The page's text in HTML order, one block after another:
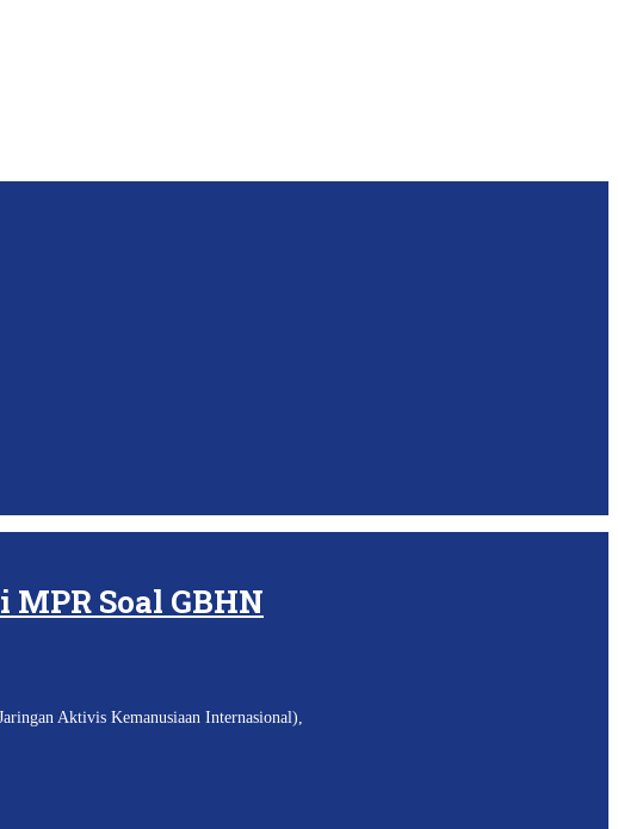
Soal GBHN
Aktivis Kemanusiaan Internasional),